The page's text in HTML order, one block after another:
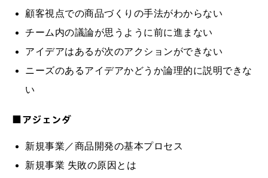
顧客視点での商品づくりの手法がわからない
チーム内の議論が思うように前に進まない
アイデアはあるが次のアクションができない
ニーズのあるアイデアかどうか論理的に説明できな
い
■アジェンダ
新規事業／商品開発の基本プロセス
新規事業 失敗の原因とは